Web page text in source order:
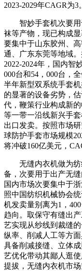
2023-2029年CAGR为3
智妙手套机次要用
袜等产物，现已构成
要集中于山东胶州、
通、广东东莞等地域
2022-2024年，国内智
000台和54，000台，
半年新型双系统手套
的显著的设备劣势，
代，鞭策行业构成新
等一带一沿线新兴手
出口发卖。按照市场研
球防护手套市场规模
将冲破160亿美元，
无缝内衣机做为纺
备，次要用于出产无
国内市场次要集中于
照中国纺织机械协会
机发卖量别离为1，
趋向。取保守有缝出
艺实现从纱线到裁缝
纵率、削减人工等方
具备削减接缝、立体
艺优化带动其鄙人逛
提拔，无缝内衣机市